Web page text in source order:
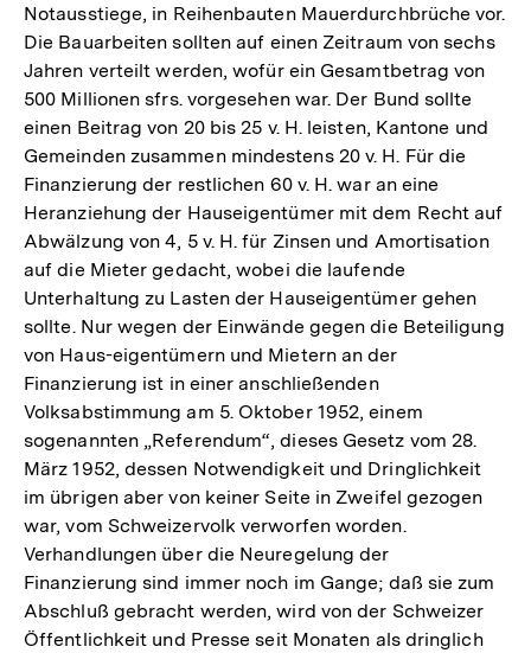
Notausstiege, in Reihenbauten Mauerdurchbrüche vor.
Die Bauarbeiten sollten auf einen Zeitraum von sechs
Jahren verteilt werden, wofür ein Gesamtbetrag von
500 Millionen sfrs. vorgesehen war. Der Bund sollte
einen Beitrag von 20 bis 25 v. H. leisten, Kantone und
Gemeinden zusammen mindestens 20 v. H. Für die
Finanzierung der restlichen 60 v. H. war an eine
Heranziehung der Hauseigentümer mit dem Recht auf
Abwälzung von 4, 5 v. H. für Zinsen und Amortisation
auf die Mieter gedacht, wobei die laufende
Unterhaltung zu Lasten der Hauseigentümer gehen
sollte. Nur wegen der Einwände gegen die Beteiligung
von Haus-eigentümern und Mietern an der
Finanzierung ist in einer anschließenden
Volksabstimmung am 5. Oktober 1952, einem
sogenannten „Referendum“, dieses Gesetz vom 28.
März 1952, dessen Notwendigkeit und Dringlichkeit
im übrigen aber von keiner Seite in Zweifel gezogen
war, vom Schweizervolk verworfen worden.
Verhandlungen über die Neuregelung der
Finanzierung sind immer noch im Gange; daß sie zum
Abschluß gebracht werden, wird von der Schweizer
Öffentlichkeit und Presse seit Monaten als dringlich